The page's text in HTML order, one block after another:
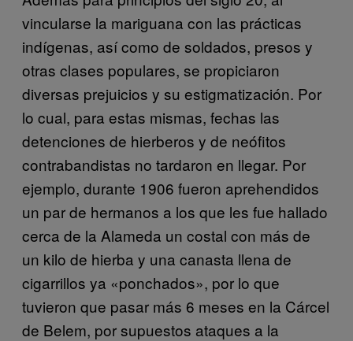
vincularse la mariguana con las prácticas
indígenas, así como de soldados, presos y
otras clases populares, se propiciaron
diversas prejuicios y su estigmatización. Por
lo cual, para estas mismas, fechas las
detenciones de hierberos y de neófitos
contrabandistas no tardaron en llegar. Por
ejemplo, durante 1906 fueron aprehendidos
un par de hermanos a los que les fue hallado
cerca de la Alameda un costal con más de
un kilo de hierba y una canasta llena de
cigarrillos ya «ponchados», por lo que
tuvieron que pasar más 6 meses en la Cárcel
de Belem, por supuestos ataques a la